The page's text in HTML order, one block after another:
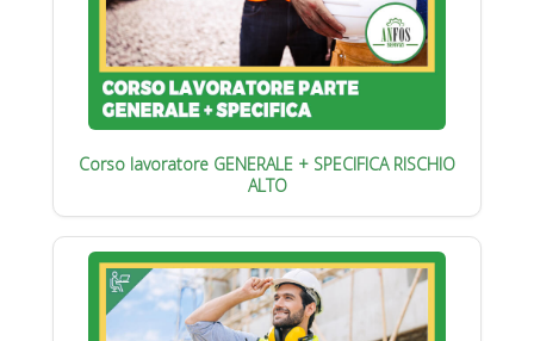
Corso lavoratore GENERALE + SPECIFICA RISCHIO
ALTO